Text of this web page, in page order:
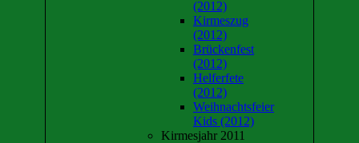
(2012)
Kirmeszug
(2012)
Brückenfest
(2012)
Helferfete
(2012)
Weihnachtsfeier
Kids (2012)
Kirmesjahr 2011